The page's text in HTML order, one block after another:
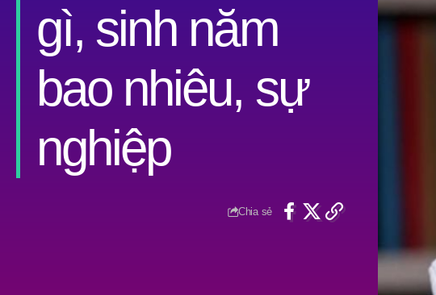
gì, sinh năm
bao nhiêu, sự
nghiệp
Chia sẻ